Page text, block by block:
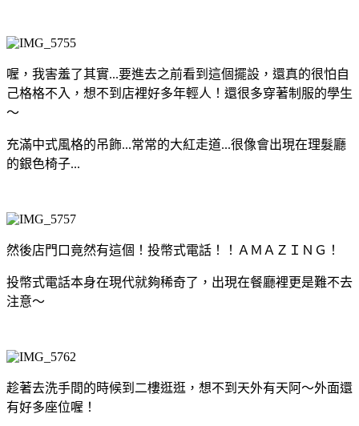
喔，我害羞了其實...要進去之前看到這個擺設，還真的很怕自
己格格不入，想不到店裡好多年輕人！還很多穿著制服的學生
～
充滿中式風格的吊飾...常常的大紅走道...很像會出現在理髮廳
的銀色椅子...
然後店門口竟然有這個！投幣式電話！！ＡＭＡＺＩＮＧ！
投幣式電話本身在現代就夠稀奇了，出現在餐廳裡更是難不去
注意～
趁著去洗手間的時候到二樓逛逛，想不到天外有天阿～外面還
有好多座位喔！